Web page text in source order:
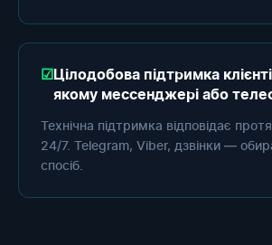
Цілодобова підтримка
якому мессенджері або
Технічна підтримка відповідає
24/7. Telegram, Viber, дзвінки —
спосіб.